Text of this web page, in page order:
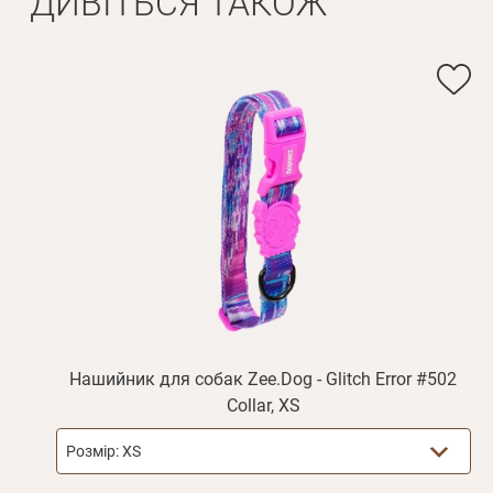
Нашийник для собак Zee.Dog - Glitch Error #502
Collar, XS
Розмір:XS